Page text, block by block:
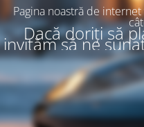
Pagina noastră de
Dacă doriți să
invităm să ne